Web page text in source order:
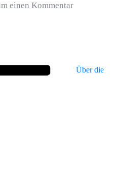
einen Kommentar
Über die